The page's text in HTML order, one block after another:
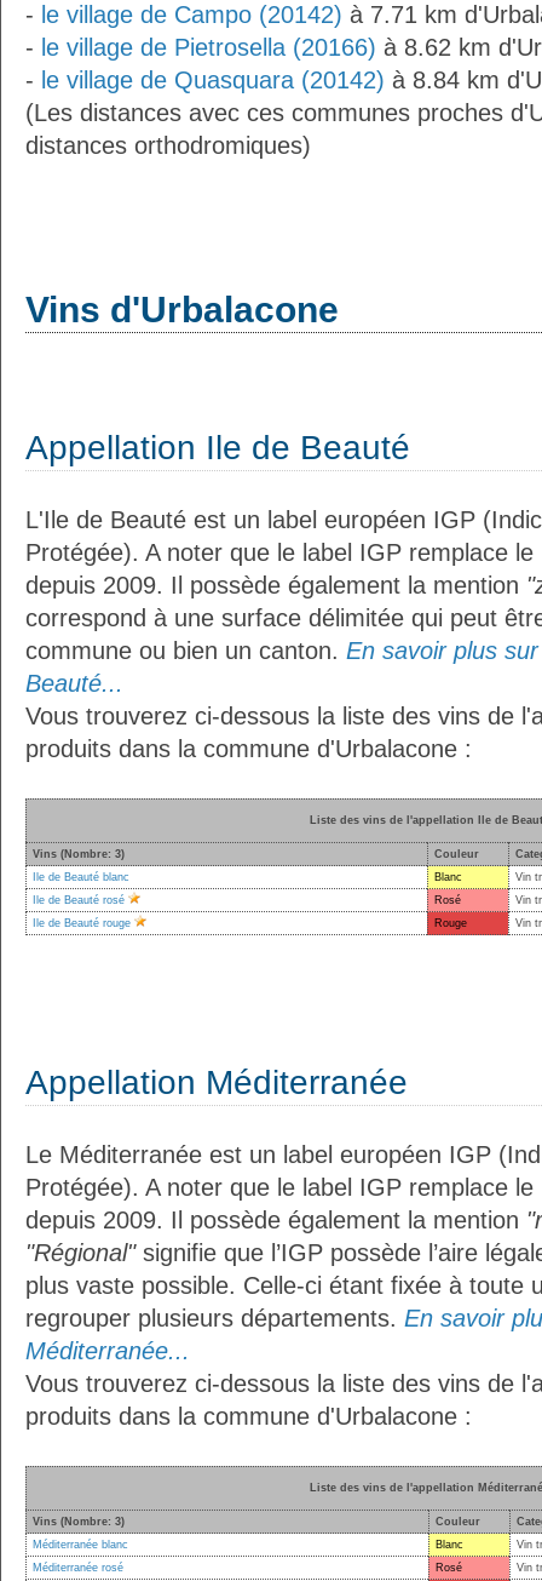
- le village de Campo (20142) à 7.71 km
- le village de Pietrosella (20166) à 8.62 km
- le village de Quasquara (20142) à 8.84 km
(Les distances avec ces communes proches
distances orthodromiques)
Vins d'Urbalacone
Appellation Ile de Beauté
L'Ile de Beauté est un label européen IGP
Protégée). A noter que le label IGP remplace
depuis 2009. Il possède également la mention
correspond à une surface délimitée qui peut
commune ou bien un canton. En savoir plus
Beauté...
Vous trouverez ci-dessous la liste des vins de
produits dans la commune d'Urbalacone :
Liste des vins de l'appellation Ile de
Vins (Nombre: 3) Couleur
Ile de Beauté blanc
Blanc
Vin
Ile de Beauté rosé
Rosé
Vin
Ile de Beauté rouge
Rouge Vin
Appellation Méditerranée
Le Méditerranée est un label européen IGP
Protégée). A noter que le label IGP remplace
depuis 2009. Il possède également la mention
"Régional"signifie que l’IGP possède l’aire
plus vaste possible. Celle-ci étant fixée à toute
regrouper plusieurs départements. En savoir
Méditerranée...
Vous trouverez ci-dessous la liste des vins de
produits dans la commune d'Urbalacone :
Liste des vins de l'appellation
Vins (Nombre: 3) Couleur
Méditerranée blanc
Blanc
Vin
Méditerranée rosé
Rosé Vin